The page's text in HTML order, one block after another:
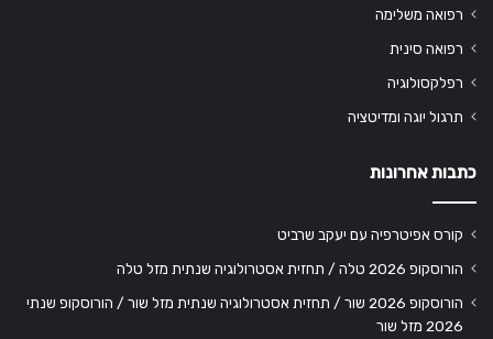
רפואה משלימה
רפואה סינית
רפלקסולוגיה
תרגול יוגה ומדיטציה
כתבות אחרונות
קורס אפיטרפיה עם יעקב שרביט
הורוסקופ 2026 טלה / תחזית אסטרולוגיה שנתית מזל טלה
הורוסקופ 2026 שור / תחזית אסטרולוגיה שנתית מזל שור / הורוסקופ שנתי
2026 מזל שור